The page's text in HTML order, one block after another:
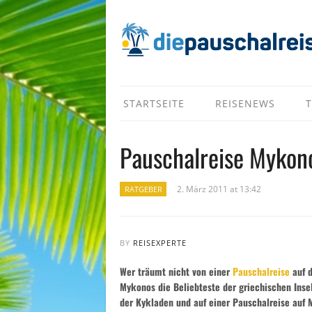
STARTSEITE REISENEWS
Pauschalreise
RATGEBER 2. März 2011 at 13:42
BY REISEXPERTE
Wer träumt nicht von einerPauschalreise auf
Mykonos die Beliebteste der griechischen
der Kykladen und auf einer Pauschalreise